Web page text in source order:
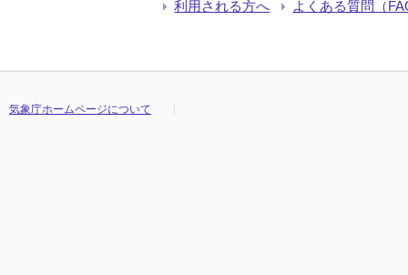
利用される方へ よくある質問（
気象庁ホームページについて